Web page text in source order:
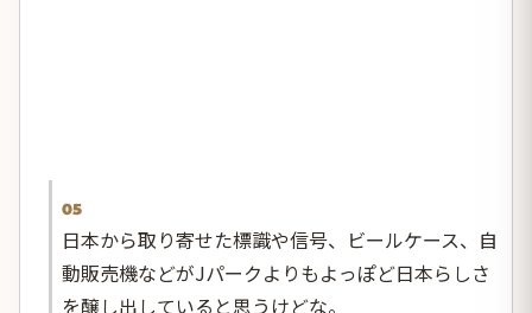
05
日本から取り寄せた標識や信号、ビールケース、自
動販売機などがJパークよりもよっぽど日本らしさ
を醸し出していると思うけどな。